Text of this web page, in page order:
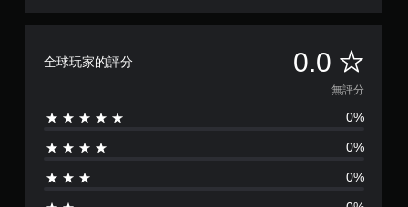
全球玩家的評分 0.0 無
評
分
無評分
0%
0%
0%